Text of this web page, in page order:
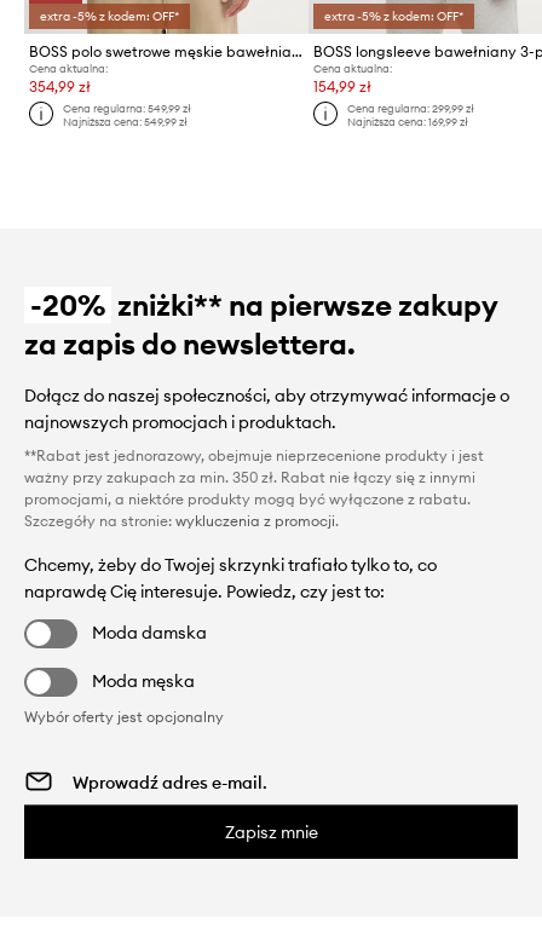
extra -5% z kodem: OFF*
BOSS polo swetrowe męskie bawełniane Pado 30
Cena aktualna:
354,99 zł
Cena regularna:549,99 zł
Najniższa cena:549,99 zł
extra -5% z kodem: OFF*
Cena aktualna:
154,99 zł
Cena regularna: 299,99 zł
Najniższa cena: 169,99 zł
-20% zniżki** na pierwsze zakupy
za zapis do newslettera.
Dołącz do naszej społeczności, aby otrzymywać informacje o
najnowszych promocjach i produktach.
**Rabat jest jednorazowy, obejmuje nieprzecenione produkty i jest
ważny przy zakupach za min. 350 zł. Rabat nie łączy się z innymi
promocjami, a niektóre produkty mogą być wyłączone z rabatu.
Szczegóły na stronie: wykluczenia z promocji.
Chcemy, żeby do Twojej skrzynki trafiało tylko to, co
naprawdę Cię interesuje. Powiedz, czy jest to:
Moda damska
Moda męska
Wybór oferty jest opcjonalny
Zapisz mnie